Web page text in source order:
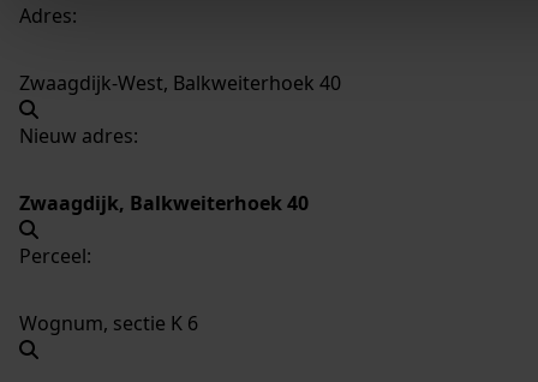
Adres:
Zwaagdijk-West, Balkweiterhoek 40
Nieuw adres:
Zwaagdijk, Balkweiterhoek 40
Perceel:
Wognum, sectie K 6